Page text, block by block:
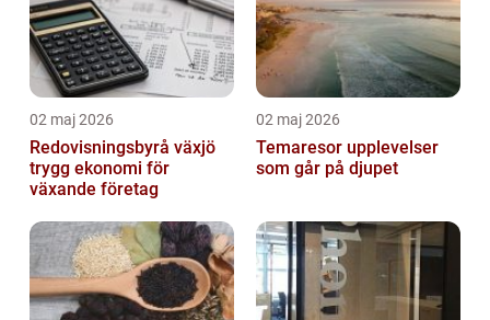
02 maj 2026
Redovisningsbyrå växjö
trygg ekonomi för
växande företag
02 maj 2026
Temaresor upplevelser
som går på djupet